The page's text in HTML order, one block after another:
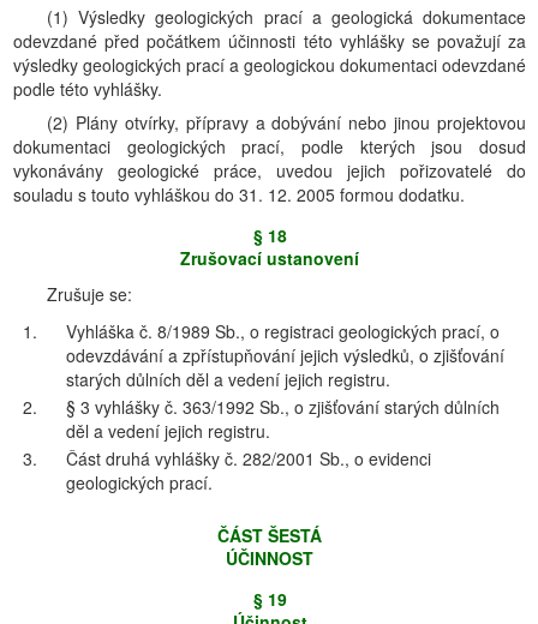
(1) Výsledky geologických prací a geologická dokumentace
odevzdané před počátkem účinnosti této vyhlášky se považují za
výsledky geologických prací a geologickou dokumentaci odevzdané
podle této vyhlášky.
(2) Plány otvírky, přípravy a dobývání nebo jinou projektovou
dokumentaci geologických prací, podle kterých jsou dosud
vykonávány geologické práce, uvedou jejich pořizovatelé do
souladu s touto vyhláškou do 31. 12. 2005 formou dodatku.
§ 18
Zrušovací ustanovení
Zrušuje se:
1.
Vyhláška č. 8/1989 Sb., o registraci geologických prací, o
odevzdávání a zpřístupňování jejich výsledků, o zjišťování
starých důlních děl a vedení jejich registru.
2.
§ 3 vyhlášky č. 363/1992 Sb., o zjišťování starých důlních
děl a vedení jejich registru.
3.
Část druhá vyhlášky č. 282/2001 Sb., o evidenci
geologických prací.
ČÁST ŠESTÁ
ÚČINNOST
§ 19